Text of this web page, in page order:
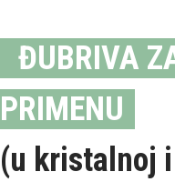
ĐUBRIVA
PRIMENU
(u kristalnoj